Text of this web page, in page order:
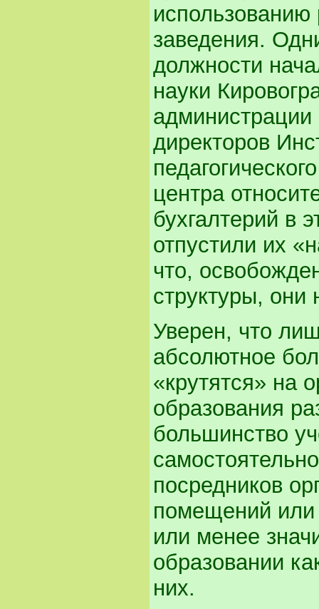
использованию
заведения.
должности
науки
директоров
центра
бухгалтерий в
отпустили их
что,
структуры, они
Уверен, что
абсолютное
«крутятся» на
образования
большинство
посредников
помещений или
или менее
образовании
них.